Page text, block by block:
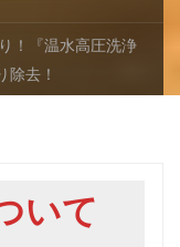
！『温水高圧洗浄
除去！
いて